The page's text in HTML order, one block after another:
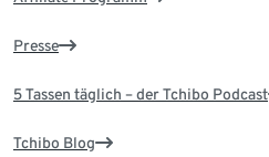
Presse
5 Tassen täglich – der Tchibo Podcast
Tchibo Blog